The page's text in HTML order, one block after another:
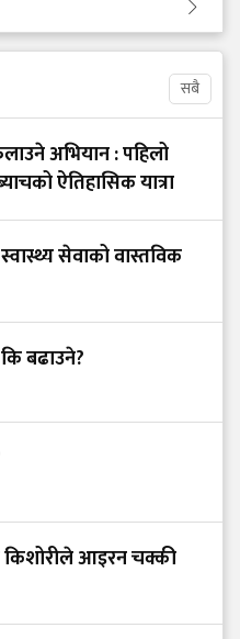
सबै
अभियान : पहिलो
ऐतिहासिक यात्रा
सेवाको वास्तविक
बढाउने?
किशोरीले आइरन चक्की